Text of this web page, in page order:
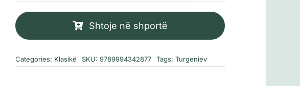
Lir
Shtoje në shportë
Categories: Klasikë SKU: 9789994342877 Tags: Turgeniev